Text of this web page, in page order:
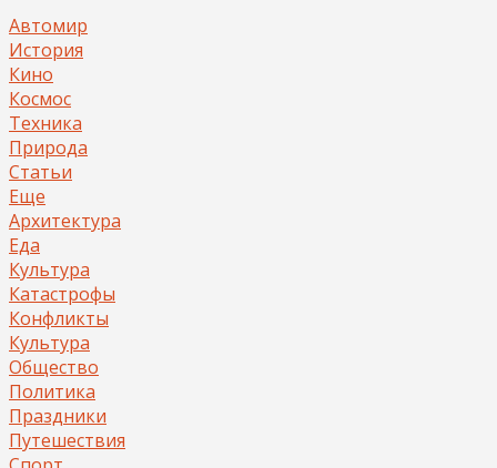
Автомир
История
Кино
Космос
Техника
Природа
Статьи
Еще
Архитектура
Еда
Культура
Катастрофы
Конфликты
Культура
Общество
Политика
Праздники
Путешествия